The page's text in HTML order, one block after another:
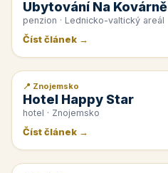
Ubytování Na Kovárně
penzion · Lednicko-valtický areál
Číst článek →
📰 PR článek
📍 Znojemsko
Hotel Happy Star
hotel · Znojemsko
Číst článek →